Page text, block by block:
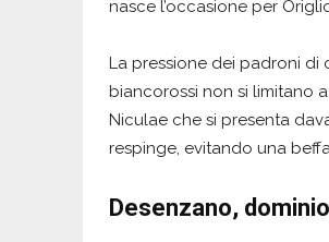
nasce l’occasione per
La pressione dei padroni di
biancorossi non si limitano
Niculae che si presenta
respinge, evitando una
Desenzano,